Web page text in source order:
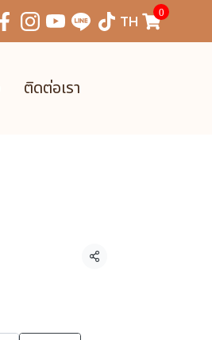
TH 0
ติดต่อเรา
แชร์